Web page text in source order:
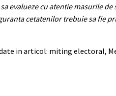
evalueze cu atentie masurile
cetatenilor trebuie sa fie
in articol: miting electoral,